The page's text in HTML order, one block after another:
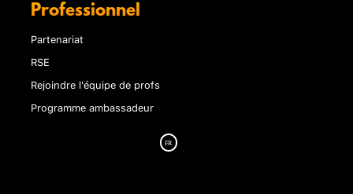
Professionnel
Partenariat
RSE
Rejoindre l'équipe de profs
Programme ambassadeur